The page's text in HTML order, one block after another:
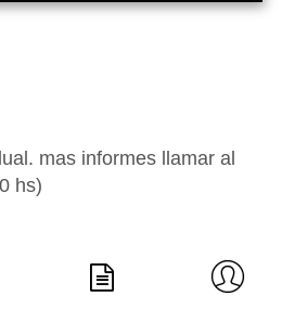
mas informes llamar al
hs)